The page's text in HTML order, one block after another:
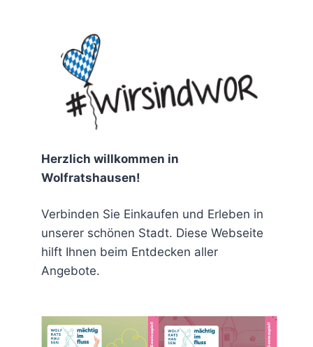
Herzlich willkommen in
Wolfratshausen!
Verbinden Sie Einkaufen und Erleben in
unserer schönen Stadt. Diese Webseite
hilft Ihnen beim Entdecken aller
Angebote.